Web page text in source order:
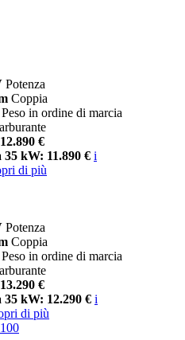
Potenza
Coppia
Peso in ordine di marcia
€
35 kW: 11.890 € i
di più
Potenza
Coppia
Peso in ordine di marcia
€
35 kW: 12.290 € i
di più